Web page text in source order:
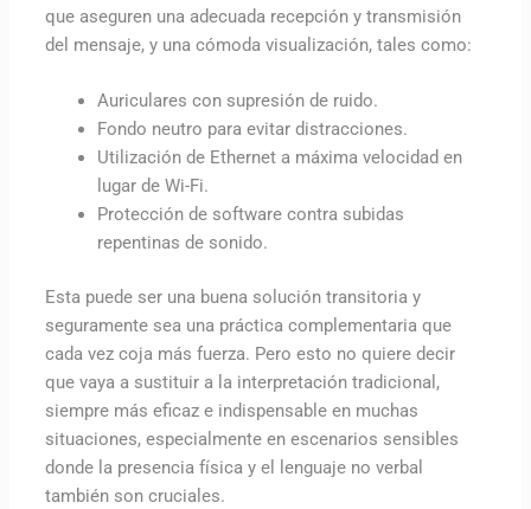
que aseguren una adecuada recepción y transmisión
del mensaje, y una cómoda visualización, tales como:
Auriculares con supresión de ruido.
Fondo neutro para evitar distracciones.
Utilización de Ethernet a máxima velocidad en
lugar de Wi-Fi.
Protección de software contra subidas
repentinas de sonido.
Esta puede ser una buena solución transitoria y
seguramente sea una práctica complementaria que
cada vez coja más fuerza. Pero esto no quiere decir
que vaya a sustituir a la interpretación tradicional,
siempre más eficaz e indispensable en muchas
situaciones, especialmente en escenarios sensibles
donde la presencia física y el lenguaje no verbal
también son cruciales.